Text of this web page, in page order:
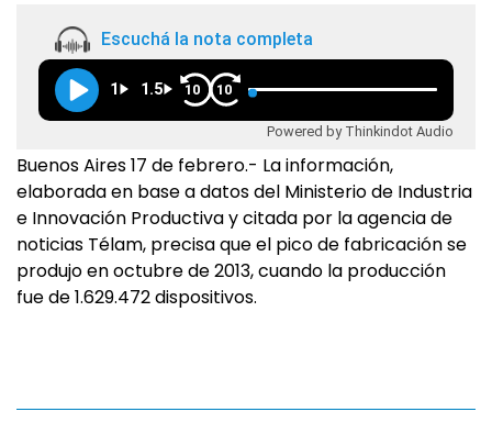
Escuchá la nota completa
1 1.5 10 10
Powered by Thinkindot Audio
Buenos Aires 17 de febrero.- La información,
elaborada en base a datos del Ministerio de Industria
e Innovación Productiva y citada por la agencia de
noticias Télam, precisa que el pico de fabricación se
produjo en octubre de 2013, cuando la producción
fue de 1.629.472 dispositivos.